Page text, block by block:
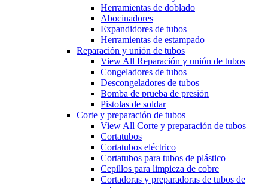
Herramientas de doblado
Abocinadores
Expandidores de tubos
Herramientas de estampado
Reparación y unión de tubos
View All Reparación y unión de tubos
Congeladores de tubos
Descongeladores de tubos
Bomba de prueba de presión
Pistolas de soldar
Corte y preparación de tubos
View All Corte y preparación de tubos
Cortatubos
Cortatubos eléctrico
Cortatubos para tubos de plástico
Cepillos para limpieza de cobre
Cortadoras y preparadoras de tubos de